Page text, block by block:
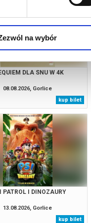
na wybór
DLA SNU W 4K
08.08.2026, Gorlice
kup bilet
PATROL I DINOZAURY
13.08.2026, Gorlice
kup bilet